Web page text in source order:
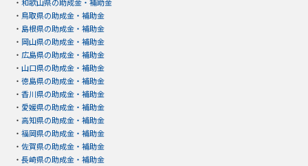
・ 鳥取県の助成金・補助金
・ 島根県の助成金・補助金
・ 岡山県の助成金・補助金
・ 広島県の助成金・補助金
・ 山口県の助成金・補助金
・ 徳島県の助成金・補助金
・ 香川県の助成金・補助金
・ 愛媛県の助成金・補助金
・ 高知県の助成金・補助金
・ 福岡県の助成金・補助金
・ 佐賀県の助成金・補助金
・ 長崎県の助成金・補助金